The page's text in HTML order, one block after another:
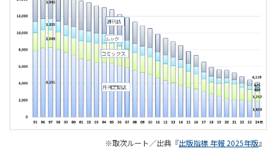
※取次ルート／出典『出版指標 年報 2025年版』